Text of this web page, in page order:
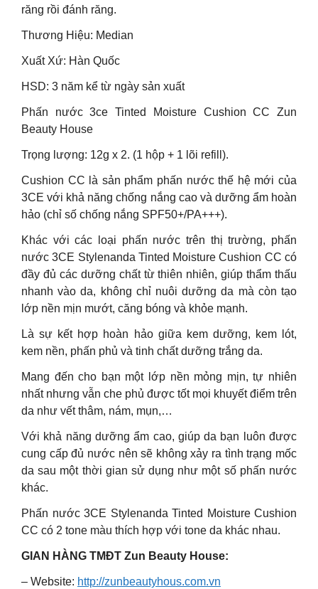
răng rồi đánh răng.
Thương Hiệu: Median
Xuất Xứ: Hàn Quốc
HSD: 3 năm kể từ ngày sản xuất
Phấn nước 3ce Tinted Moisture Cushion CC Zun
Beauty House
Trọng lượng: 12g x 2. (1 hộp + 1 lõi refill).
Cushion CC là sản phẩm phấn nước thế hệ mới của
3CE với khả năng chống nắng cao và dưỡng ẩm hoàn
hảo (chỉ số chống nắng SPF50+/PA+++).
Khác với các loại phấn nước trên thị trường, phấn
nước 3CE Stylenanda Tinted Moisture Cushion CC có
đầy đủ các dưỡng chất từ thiên nhiên, giúp thẩm thấu
nhanh vào da, không chỉ nuôi dưỡng da mà còn tạo
lớp nền mịn mướt, căng bóng và khỏe mạnh.
Là sự kết hợp hoàn hảo giữa kem dưỡng, kem lót,
kem nền, phấn phủ và tinh chất dưỡng trắng da.
Mang đến cho bạn một lớp nền mỏng mịn, tự nhiên
nhất nhưng vẫn che phủ được tốt mọi khuyết điểm trên
da như vết thâm, nám, mụn,…
Với khả năng dưỡng ẩm cao, giúp da bạn luôn được
cung cấp đủ nước nên sẽ không xảy ra tình trạng mốc
da sau một thời gian sử dụng như một số phấn nước
khác.
Phấn nước 3CE Stylenanda Tinted Moisture Cushion
CC có 2 tone màu thích hợp với tone da khác nhau.
GIAN HÀNG TMĐT Zun Beauty House:
– Website: http://zunbeautyhous.com.vn